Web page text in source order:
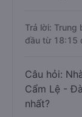
Trả lời: Trung
đầu từ 18:15
Câu hỏi:
Cẩm Lệ -
nhất?